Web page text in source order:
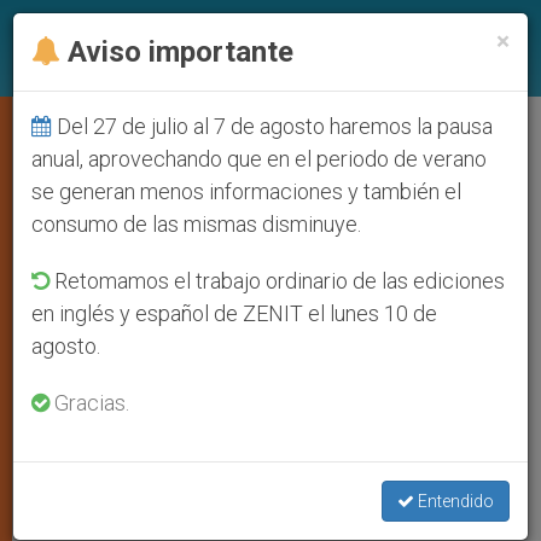
Eco de la tragedia de los niños
gitanos de Roma en la Iglesia
La Unión Europea prepara un informe
sobre la situación de los rom en Italia
FEBRERO 14, 2011 00:00
h e a w h
×
Aviso importante
Del 27 de julio al 7 de agosto haremos la pausa
anual, aprovechando que en el periodo de verano
se generan menos informaciones y también el
consumo de las mismas disminuye.
Retomamos el trabajo ordinario de las ediciones
en inglés y español de ZENIT el lunes 10 de
agosto.
Gracias.
Entendido